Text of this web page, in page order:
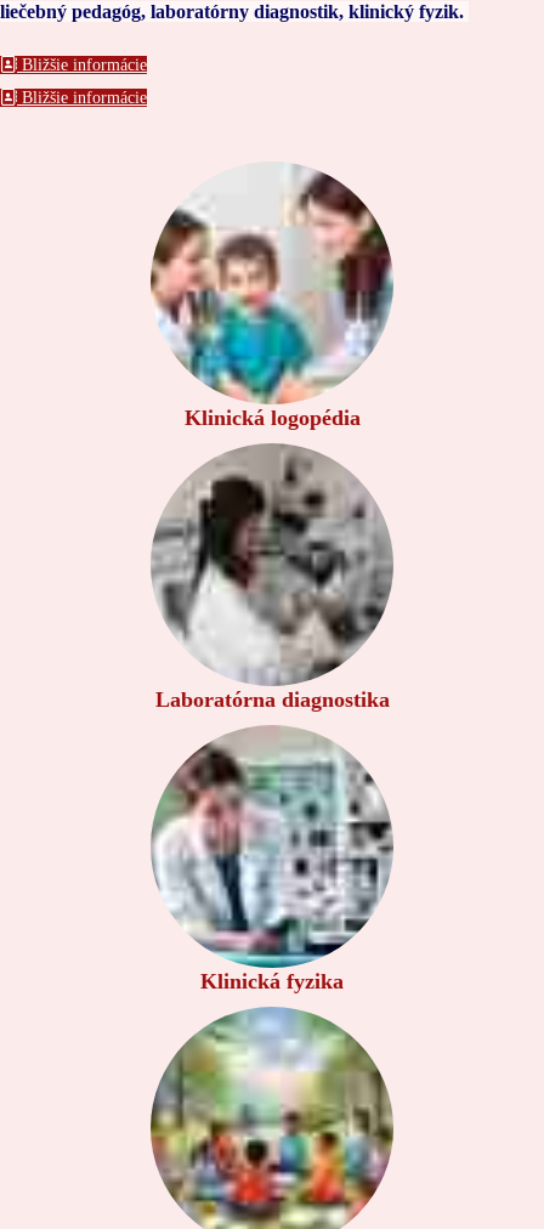
liečebný pedagóg, laboratórny diagnostik, klinický fyzik.
Bližšie informácie
Bližšie informácie
Klinická logopédia
Laboratórna diagnostika
Klinická fyzika